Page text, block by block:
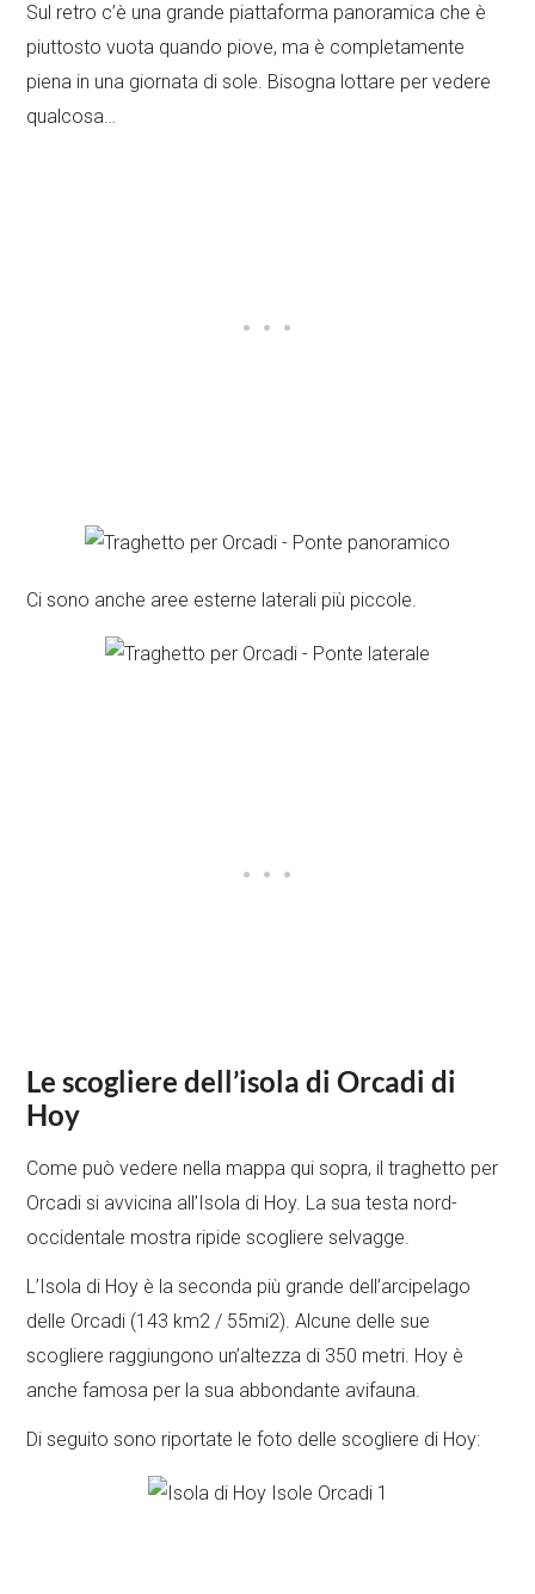
Sul retro c’è una grande piattaforma panoramica che è
piuttosto vuota quando piove, ma è completamente
piena in una giornata di sole. Bisogna lottare per vedere
qualcosa…
Ci sono anche aree esterne laterali più piccole.
Le scogliere dell’isola di Orcadi di
Hoy
Come può vedere nella mappa qui sopra, il traghetto per
Orcadi si avvicina all’Isola di Hoy. La sua testa nord-
occidentale mostra ripide scogliere selvagge.
L’Isola di Hoy è la seconda più grande dell’arcipelago
delle Orcadi (143 km2 / 55mi2). Alcune delle sue
scogliere raggiungono un’altezza di 350 metri. Hoy è
anche famosa per la sua abbondante avifauna.
Di seguito sono riportate le foto delle scogliere di Hoy: